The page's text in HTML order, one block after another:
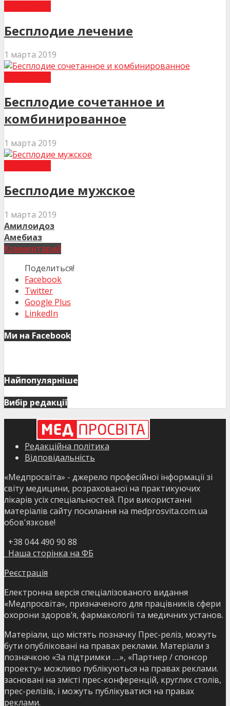
Бесплодие лечение
1 марта 2019
Бесплодие сочетанное и
комбинированное
1 марта 2019
Бесплодие мужское
1 марта 2019
Амилоидоз
Амебиаз
Комментарий
Поделиться!
Facebook
Twitter
Google Plus
LinkedIn
Ми на Facebook
Найпопулярніше
Вибір редакції
Редакційна політика
Відповідальність
«Медпросвіта» - джерело професійної інформації зі
світу медицини, розрахованої на практикуючих
лікарів усіх спеціальностей. При використанні
матеріалів сайту посилання на medprosvita.com.ua
обов'язкове!
+38 044 490 90 88
Наша сторінка на ФБ
Реєстрація
Електронна версія спеціалізованого видання
«Медпросвіта», призначеного для працівників сфери
охорони здоров’я, фармакології та медичних установ.
Матеріали, що містять позначку Прес-реліз, можуть
бути опубліковані на правах реклами. Матеріали з
позначкою «За підтримки ….», «Партнер / спонсор
проекту» можливо публікуються на правах реклами.
засновані на змісті прес-конференцій, круглих столів,
прес-релізів, і можуть публікуватися на правах
реклами.